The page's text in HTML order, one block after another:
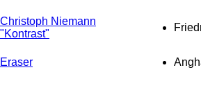
Christoph Niemann
"Kontrast"
Eraser